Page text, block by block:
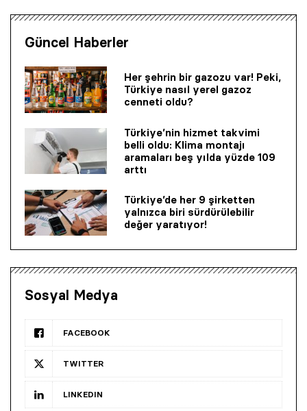
Güncel Haberler
Her şehrin bir gazozu var! Peki,
Türkiye nasıl yerel gazoz
cenneti oldu?
Türkiye’nin hizmet takvimi
belli oldu: Klima montajı
aramaları beş yılda yüzde 109
arttı
Türkiye’de her 9 şirketten
yalnızca biri sürdürülebilir
değer yaratıyor!
Sosyal Medya
FACEBOOK
TWITTER
LINKEDIN